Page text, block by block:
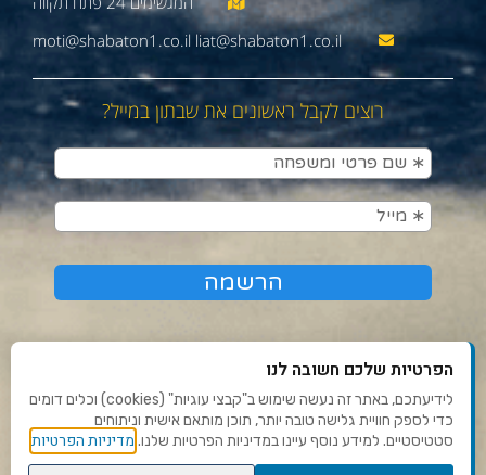
moti@shabaton1.co.il liat@shabaton1.co.il
רוצים לקבל ראשונים את שבתון במייל?
תנאי שימוש ומדיניות פרטיות
פנו אלינו
הפרטיות שלכם חשובה לנו
לידיעתכם, באתר זה נעשה שימוש ב"קבצי עוגיות" (cookies) וכלים דומים
כדי לספק חוויית גלישה טובה יותר, תוכן מותאם אישית וניתוחים
סטטיסטיים. למידע נוסף עיינו במדיניות הפרטיות שלנו. מדיניות הפרטיות